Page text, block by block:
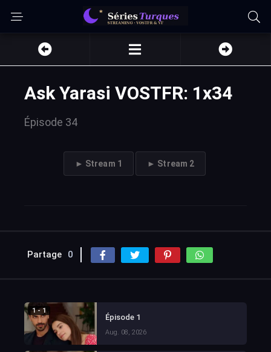
Ask Yarasi VOSTFR: 1x34
Épisode 34
► Stream 1 ► Stream 2
Partage 0
1 - 1
Épisode 1
Aug. 08, 2026